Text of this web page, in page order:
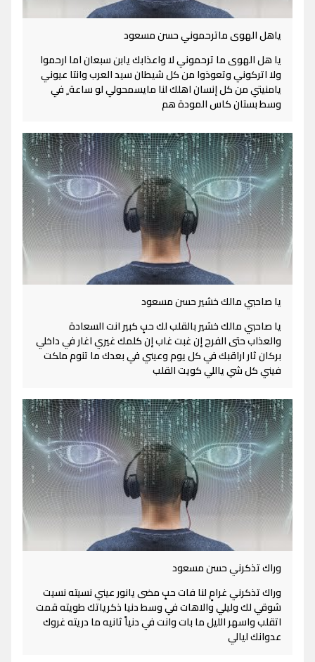
ياهل الهوى ماترحموني حسن مسعود
يا هل الهوى ما ترحموني لا واعذابك يابن سبعان اما ارحموا
ولا اتركوني وتعوذوا من كل شيطان سيد العرب وانتا عيوني
يامنيتي من كل إنسان اهلك لنا مايسمحولي لو ساعة ٍ في
وسط بستان كاس المودة هم
يا صاحبي مالك خشير حسن مسعود
يا صاحبي مالك خشير بالقلب لك حبٍ كبير انت السعادة
والعذاب حتى الفرح إن غبت غاب إن كلمك غيري اغار في داخلي
بركان ثار اراقبك في كل يوم وعيني في بعدك ما تنوم ملكت
فيني كل شي ياللي كويت القلب
وراك تذكرني حسن مسعود
وراك تذكرني غرامٍ لنا فات حبٍ مضى يانور عيني نسيته نسيت
شوقي لك وليلي والاهات في وسط دنيا ذكرياتك طويته قمت
اتقلب واسهر الليل ما بات وانت في دنياً ثانيه ما دريته غروك
عدوانك ليالي